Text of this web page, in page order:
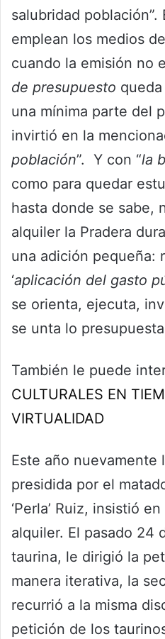
salubridad población”.
emplean los medios
cuando la emisión no
de presupuesto
una mínima parte del
invirtió en la
población”. Y con “la
como para quedar
hasta donde se sabe,
alquiler la Pradera
una adición pequeña:
‘aplicación del gasto
se orienta, ejecuta,
se unta lo
También le puede
CULTURALES EN
VIRTUALIDAD
Este año nuevamente
presidida por el
‘Perla’ Ruiz, insistió
alquiler. El pasado 24
taurina, le dirigió la
manera iterativa, la
recurrió a la misma
petición de los